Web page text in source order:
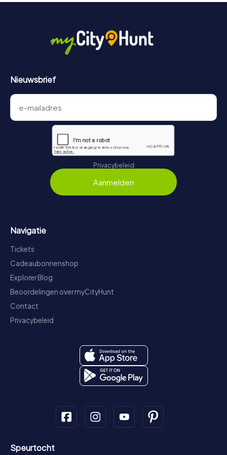
Nieuwsbrief
Privacybeleid
Aanmelden
Navigatie
Tickets
Cadeaubonnenshop
Explorer Blog
Beoordelingen over myCityHunt
Contact
Privacybeleid
Speurtocht